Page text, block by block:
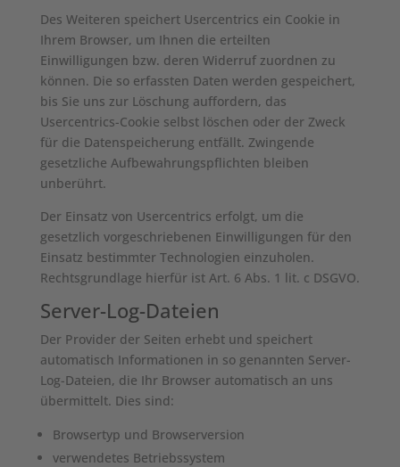
Des Weiteren speichert Usercentrics ein Cookie in
Ihrem Browser, um Ihnen die erteilten
Einwilligungen bzw. deren Widerruf zuordnen zu
können. Die so erfassten Daten werden gespeichert,
bis Sie uns zur Löschung auffordern, das
Usercentrics-Cookie selbst löschen oder der Zweck
für die Datenspeicherung entfällt. Zwingende
gesetzliche Aufbewahrungspflichten bleiben
unberührt.
Der Einsatz von Usercentrics erfolgt, um die
gesetzlich vorgeschriebenen Einwilligungen für den
Einsatz bestimmter Technologien einzuholen.
Rechtsgrundlage hierfür ist Art. 6 Abs. 1 lit. c DSGVO.
Server-Log-Dateien
Der Provider der Seiten erhebt und speichert
automatisch Informationen in so genannten Server-
Log-Dateien, die Ihr Browser automatisch an uns
übermittelt. Dies sind:
Browsertyp und Browserversion
verwendetes Betriebssystem